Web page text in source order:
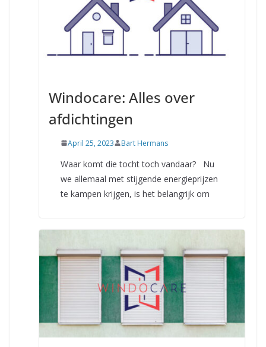
Windocare: Alles over
afdichtingen
April 25, 2023 Bart Hermans
Waar komt die tocht toch vandaar? Nu
we allemaal met stijgende energieprijzen
te kampen krijgen, is het belangrijk om